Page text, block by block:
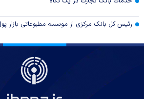
رئیس کل بانک مرکزی از موسسه مطبوعاتی بازار پول